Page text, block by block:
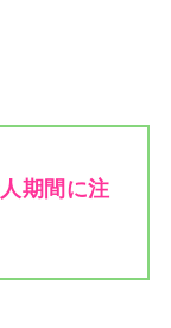
期間に注